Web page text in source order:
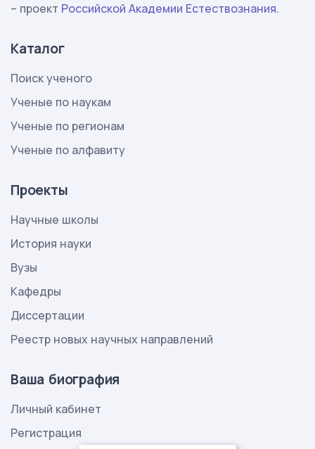
– проект Российской Академии Естествознания.
Каталог
Поиск ученого
Ученые по наукам
Ученые по регионам
Ученые по алфавиту
Проекты
Научные школы
История науки
Вузы
Кафедры
Диссертации
Реестр новых научных направлений
Ваша биография
Личный кабинет
Регистрация